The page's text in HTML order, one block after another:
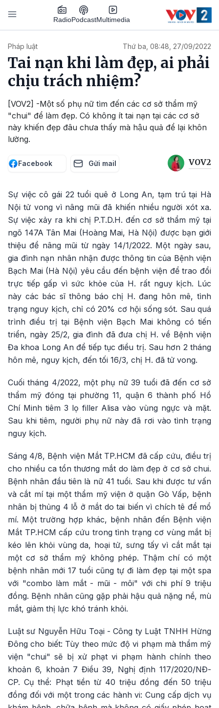
Nhảy đến nội dung
RadioPodcastMultimedia
Pháp luật Thứ ba, 08:48, 27/09/2022
Tai nạn khi làm đẹp, ai phải
chịu trách nhiệm?
[VOV2] -Một số phụ nữ tìm đến các cơ sở thẩm mỹ
"chui" để làm đẹp. Có không ít tai nạn tại các cơ sở
này khiến đẹp đâu chưa thấy mà hậu quả để lại khôn
lường.
Facebook Gửi mail VOV2
Sự việc cô gái 22 tuổi quê ở Long An, tạm trú tại Hà
Nội tử vong vì nâng mũi đã khiến nhiều người xót xa.
Sự việc xảy ra khi chị P.T.D.H. đến cơ sở thẩm mỹ tại
ngõ 147A Tân Mai (Hoàng Mai, Hà Nội) được bạn giới
thiệu để nâng mũi từ ngày 14/1/2022. Một ngày sau,
gia đình nạn nhân nhận được thông tin của Bệnh viện
Bạch Mai (Hà Nội) yêu cầu đến bệnh viện để trao đổi
trực tiếp gấp vì sức khỏe của H. rất nguy kịch. Lúc
này các bác sĩ thông báo chị H. đang hôn mê, tình
trạng nguy kịch, chỉ có 20% cơ hội sống sót. Sau quá
trình điều trị tại Bệnh viện Bạch Mai không có tiến
triển, ngày 25/2, gia đình đã đưa chị H. về Bệnh viện
Đa khoa Long An để tiếp tục điều trị. Sau hơn 2 tháng
hôn mê, nguy kịch, đến tối 16/3, chị H. đã tử vong.
Cuối tháng 4/2022, một phụ nữ 39 tuổi đã đến cơ sở
thẩm mỹ đóng tại phường 11, quận 6 thành phố Hồ
Chí Minh tiêm 3 lọ filler Alisa vào vùng ngực và mặt.
Sau khi tiêm, người phụ nữ này đã rơi vào tình trạng
nguy kịch.
Sáng 4/8, Bệnh viện Mắt TP.HCM đã cấp cứu, điều trị
cho nhiều ca tổn thương mắt do làm đẹp ở cơ sở chui.
Bệnh nhân đầu tiên là nữ 41 tuổi. Sau khi được tư vấn
và cắt mí tại một thẩm mỹ viện ở quận Gò Vấp, bệnh
nhân bị thủng 4 lỗ ở mắt do tai biến vì chích tê để mổ
mí. Một trường hợp khác, bệnh nhân đến Bệnh viện
Mắt TP.HCM cấp cứu trong tình trạng cơ vùng mắt bị
kéo lên khỏi vùng da, hoại tử, sưng tấy vì cắt mắt tại
một cơ sở thẩm mỹ không phép. Thậm chí có một
bệnh nhân mới 17 tuổi cũng tự đi làm đẹp tại một spa
với "combo làm mắt - mũi - môi" với chi phí 9 triệu
đồng. Bệnh nhân cũng gặp phải hậu quả nặng nề, mù
mắt, giảm thị lực khó tránh khỏi.
Luật sư Nguyễn Hữu Toại - Công ty Luật TNHH Hừng
Đông cho biết: Tùy theo mức độ vi phạm mà thẩm mỹ
viện "chui" sẽ bị xử phạt vi phạm hành chính theo
khoản 6, khoản 7 Điều 39, Nghị định 117/2020/NĐ-
CP. Cụ thể: Phạt tiền từ 40 triệu đồng đến 50 triệu
đồng đối với một trong các hành vi: Cung cấp dịch vụ